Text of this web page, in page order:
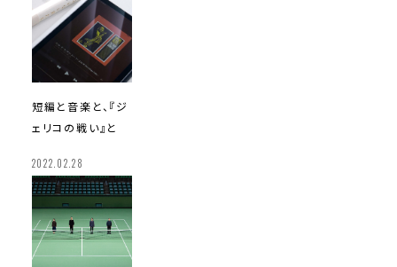
短編と音楽と、 『ジ
ェリコの戦い』と
2022.02.28